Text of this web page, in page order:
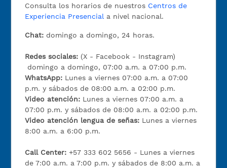
Consulta los horarios de nuestros Centros de
Experiencia Presencial a nivel nacional.
Chat: domingo a domingo, 24 horas.
Redes sociales: (X - Facebook - Instagram)
domingo a domingo, 07:00 a.m. a 07:00 p.m.
WhatsApp: Lunes a viernes 07:00 a.m. a 07:00
p.m. y sábados de 08:00 a.m. a 02:00 p.m.
Video atención: Lunes a viernes 07:00 a.m. a
07:00 p.m. y sábados de 08:00 a.m. a 02:00 p.m.
Video atención lengua de señas: Lunes a viernes
8:00 a.m. a 6:00 p.m.
Call Center:+57 333 602 5656 - Lunes a viernes
de 7:00 a.m. a 7:00 p.m. y sábados de 8:00 a.m. a